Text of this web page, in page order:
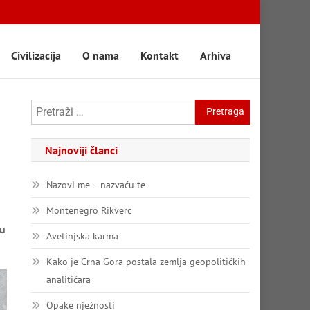
Civilizacija O nama Kontakt Arhiva
Pretraga:
Najnoviji članci
Nazovi me – nazvaću te
Montenegro Rikverc
Avetinjska karma
Kako je Crna Gora postala zemlja geopolitičkih
analitičara
Opake nježnosti